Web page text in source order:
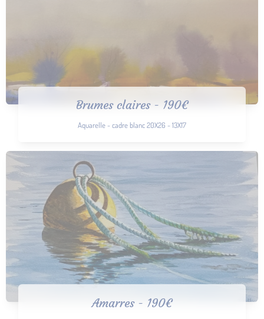
Brumes claires - 190€
Aquarelle - cadre blanc 20X26 - 13X17
Amarres - 190€